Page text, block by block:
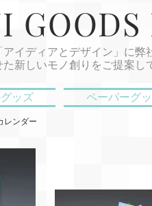
アイディアとデザイン」に弊
新しいモノ創りをご提案し
ッズ ペーパーグ
レンダー